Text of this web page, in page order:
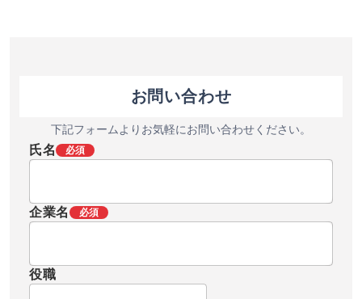
お問い合わせ
下記フォームよりお気軽にお問い合わせください。
氏名 必須
企業名 必須
役職